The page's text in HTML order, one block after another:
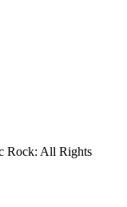
Rock: All Rights